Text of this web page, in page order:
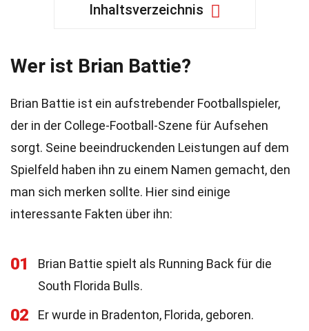
Inhaltsverzeichnis
Wer ist Brian Battie?
Brian Battie ist ein aufstrebender Footballspieler,
der in der College-Football-Szene für Aufsehen
sorgt. Seine beeindruckenden Leistungen auf dem
Spielfeld haben ihn zu einem Namen gemacht, den
man sich merken sollte. Hier sind einige
interessante Fakten über ihn:
01
Brian Battie spielt als Running Back für die
South Florida Bulls.
02 Er wurde in Bradenton, Florida, geboren.